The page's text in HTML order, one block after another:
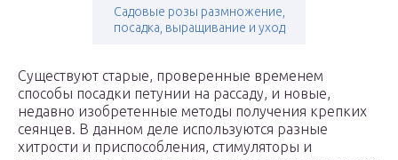
Садовые розы размножение,
посадка, выращивание и уход
Существуют старые, проверенные временем
способы посадки петунии на рассаду, и новые,
недавно изобретенные методы получения крепких
сеянцев. В данном деле используются разные
хитрости и приспособления, стимуляторы и